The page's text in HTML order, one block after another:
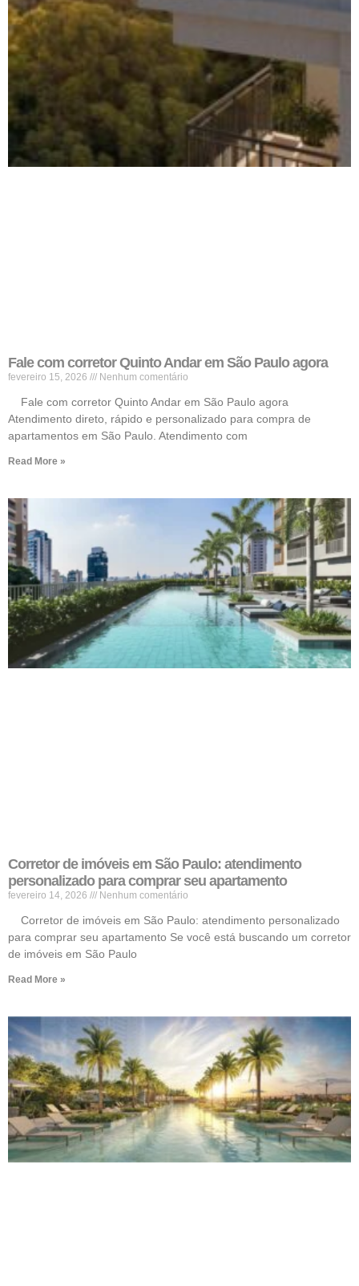
Fale com corretor Quinto Andar em São Paulo agora
fevereiro 15, 2026 Nenhum comentário
Fale com corretor Quinto Andar em São Paulo agora
Atendimento direto, rápido e personalizado para compra de
apartamentos em São Paulo. Atendimento com
Read More »
Corretor de imóveis em São Paulo: atendimento
personalizado para comprar seu apartamento
fevereiro 14, 2026 Nenhum comentário
Corretor de imóveis em São Paulo: atendimento personalizado
para comprar seu apartamento Se você está buscando um corretor
de imóveis em São Paulo
Read More »